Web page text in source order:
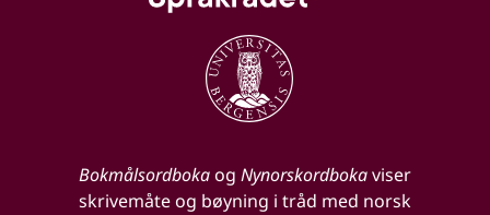
Bokmålsordbokaog Nynorskordbokaviser
skrivemåte og bøyning i tråd med norsk